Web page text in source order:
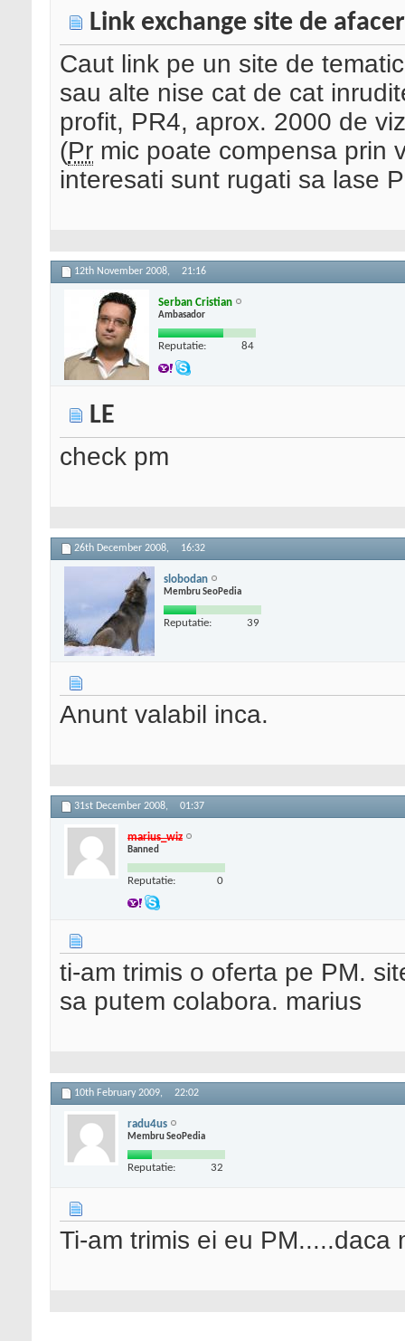
Link exchange site de
Caut link pe un site de
sau alte nise cat de cat
profit, PR4, aprox. 2000 de
(Pr mic poate compensa prin
interesati sunt rugati sa lase
12th November 2008, 21:16
Serban Cristian
Ambasador
Reputatie: 84
LE
check pm
26th December 2008, 16:32
slobodan
Membru SeoPedia
Reputatie: 39
Anunt valabil inca.
31st December 2008, 01:37
marius_wiz
Banned
Reputatie: 0
ti-am trimis o oferta pe PM.
sa putem colabora. marius
10th February 2009, 22:02
radu4us
Membru SeoPedia
Reputatie: 32
Ti-am trimis ei eu PM.....daca